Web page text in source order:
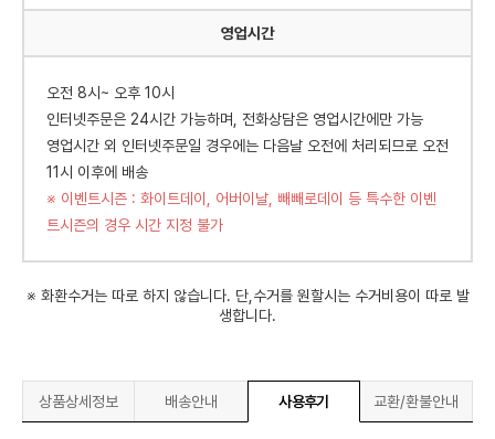
영업시간
오전 8시~ 오후 10시
인터넷주문은 24시간 가능하며, 전화상담은 영업시간에만 가능
영업시간 외 인터넷주문일 경우에는 다음날 오전에 처리되므로 오전
11시 이후에 배송
※ 이벤트시즌 : 화이트데이, 어버이날, 빼빼로데이 등 특수한 이벤
트시즌의 경우 시간 지정 불가
※ 화환수거는 따로 하지 않습니다. 단,수거를 원할시는 수거비용이 따로 발
생합니다.
상품상세정보 배송안내 사용후기 교환/환불안내